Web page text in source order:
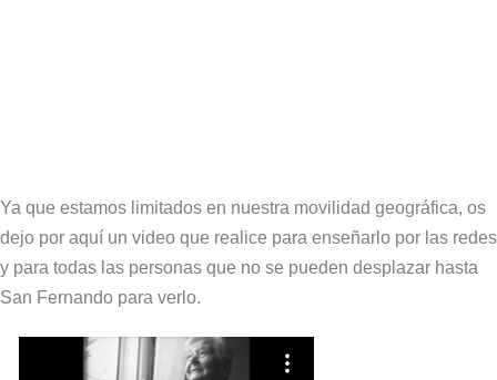
Ya que estamos limitados en nuestra movilidad geográfica, os
dejo por aquí un video que realice para enseñarlo por las redes
y para todas las personas que no se pueden desplazar hasta
San Fernando para verlo.